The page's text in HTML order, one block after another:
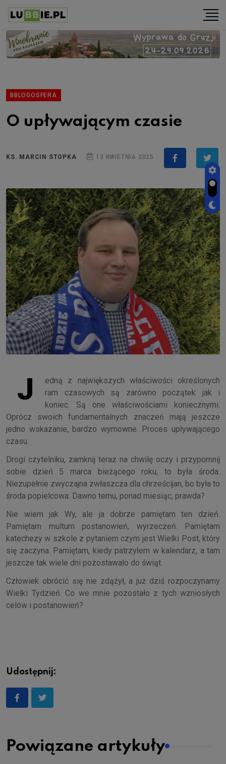
BBLOGOSFERA
O upływającym czasie
KS. MARCIN STOPKA 13 KWIETNIA 2025
J
edną z największych właściwości określonych
ram czasowych są zarówno początek jak i
koniec. Są one właściwościami koniecznymi.
Oprócz swoich fundamentalnych znaczeń mają jeszcze
jedno wskazanie, bardzo wymowne. Proces upływającego
czasu.
Drogi czytelniku, zamknij teraz na chwilę oczy i przypomnij
sobie dzień 5 marca bieżącego roku, to była środa.
Niezupełnie zwyczajna zwłaszcza dla chrześcijan, bo była to
środa popielcowa. Dawno temu, ponad miesiąc, prawda?
Nie wiem jak Wy, ale ja dobrze pamiętam ten dzień.
Pamiętam multum postanowień, wyrzeczeń. Pamiętam
katechezy w szkole z pytaniem czym jest Wielki Post, który
się zaczyna. Pamiętam, kiedy patrzyłem w kalendarz, a tam
jeszcze tak wiele dni pozostawało do świąt.
Człowiek obrócić się nie zdążył, a już dziś rozpoczynamy
Wielki Tydzień. Co we mnie pozostało z tych wzniosłych
celów i postanowień?
Udostępnij:
Powiązane artykuły